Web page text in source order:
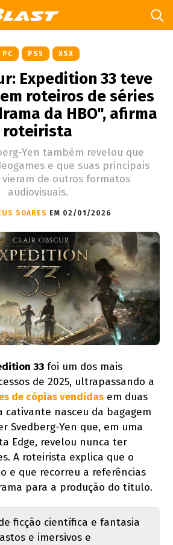
PC PS5 XSX
Expedition 33 teve
roteiros de séries
da HBO", afirma
roteirista
Yen também revelou que
e que suas principais
vieram de outros formatos
audiovisuais.
SOARES EM 02/01/2026
33 foi um dos mais
de 2025, ultrapassando a
de cópias vendidas em duas
cativante nasceu da bagagem
Svedberg-Yen que, em uma
Edge, revelou nunca ter
A roteirista explica que o
e que recorreu a referências
para a produção do título.
ficção científica e fantasia
e imersivos e